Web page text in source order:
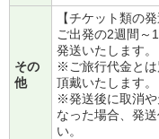
その
他
【チケット類の
ご出発の2週間～
発送いたします。
※ご旅行代金とは
頂戴いたします。
※発送後に取消や
なった場合、発
い。